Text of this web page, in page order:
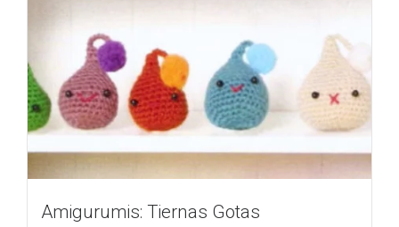
Amigurumis: Tiernas Gotas